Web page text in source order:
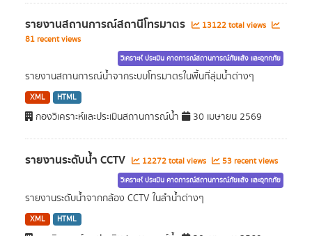
รายงานสถานการณ์สถานีโทรมาตร
13122 total views
81 recent views
วิเคราะห์ ประเมิน คาดการณ์สถานการณ์ภัยแล้ง และอุทกภัย
รายงานสถานการณ์น้ำจากระบบโทรมาตรในพื้นที่ลุ่มน้ำต่างๆ
XML HTML
กองวิเคราะห์และประเมินสถานการณ์น้ำ 30 เมษายน 2569
รายงานระดับน้ำ CCTV 12272 total views 53 recent views
วิเคราะห์ ประเมิน คาดการณ์สถานการณ์ภัยแล้ง และอุทกภัย
รายงานระดับน้ำจากกล้อง CCTV ในลำน้ำต่างๆ
XML HTML